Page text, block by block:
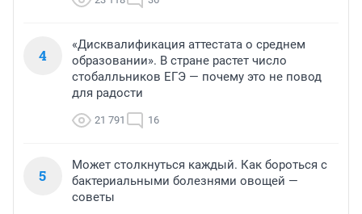
4
«Дисквалификация аттестата о среднем
образовании». В стране растет число
стобалльников ЕГЭ — почему это не повод
для радости
21 791 16
5
Может столкнуться каждый. Как бороться с
бактериальными болезнями овощей —
советы